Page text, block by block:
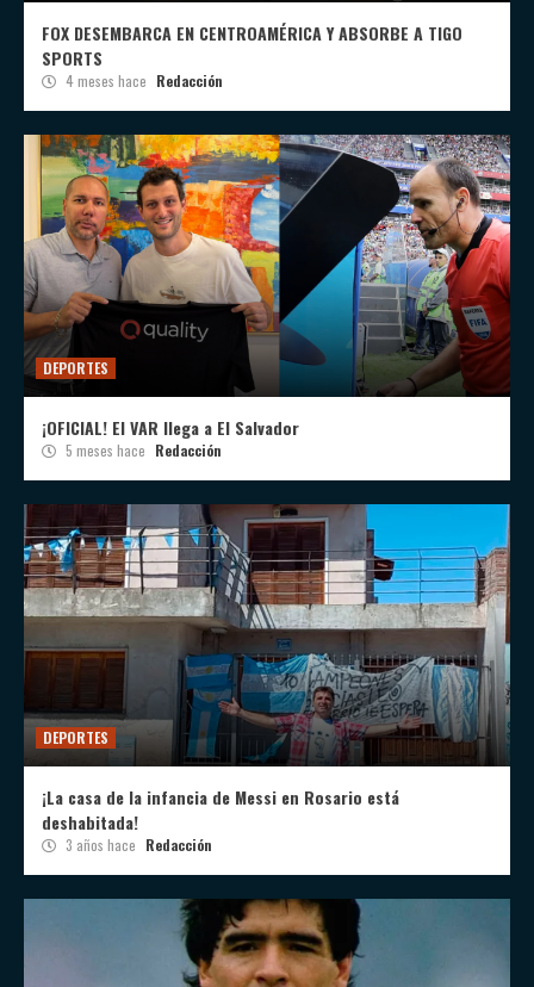
FOX DESEMBARCA EN CENTROAMÉRICA Y ABSORBE A TIGO
SPORTS
4 meses hace Redacción
DEPORTES
¡OFICIAL! El VAR llega a El Salvador
5 meses hace Redacción
DEPORTES
¡La casa de la infancia de Messi en Rosario está
deshabitada!
3 años hace Redacción